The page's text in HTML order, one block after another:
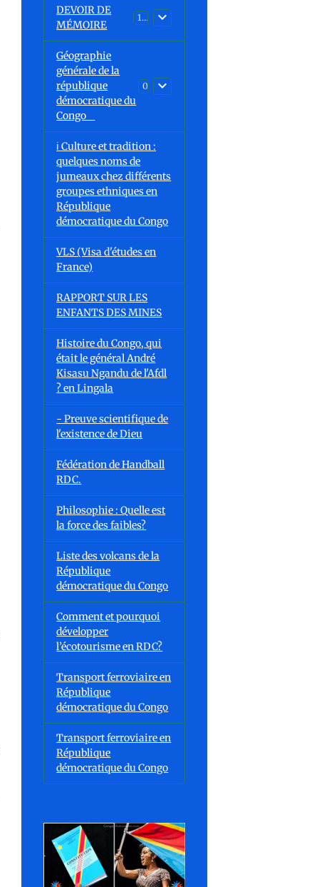
DEVOIR DE
MÉMOIRE
13
Géographie
générale de la
république
démocratique du
Congo
ℹ️ Culture et tradition :
quelques noms de
jumeaux chez différents
groupes ethniques en
République
démocratique du Congo
VLS (Visa d'études en
France)
RAPPORT SUR LES
ENFANTS DES MINES
Histoire du Congo, qui
était le général André
Kisasu Ngandu de l'Afdl
? en Lingala
- Preuve scientifique de
l'existence de Dieu
Fédération de Handball
RDC.
Philosophie : Quelle est
la force des faibles?
Liste des volcans de la
République
démocratique du Congo
Comment et pourquoi
développer
l’écotourisme en RDC?
Transport ferroviaire en
République
démocratique du Congo
Transport ferroviaire en
République
démocratique du Congo